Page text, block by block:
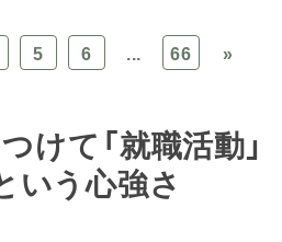
5 6 ... 66 »
けて「就職活動」
いう心強さ